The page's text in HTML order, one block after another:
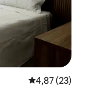
Средна
4,87 (23)